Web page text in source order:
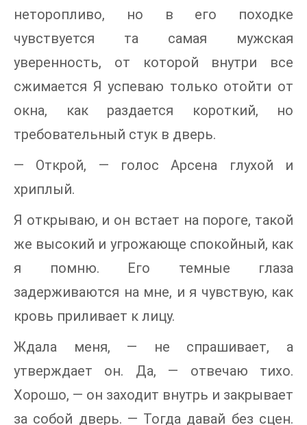
неторопливо, но в его походке
чувствуется та самая мужская
уверенность, от которой внутри все
сжимается Я успеваю только отойти от
окна, как раздается короткий, но
требовательный стук в дверь.
— Открой, — голос Арсена глухой и
хриплый.
Я открываю, и он встает на пороге, такой
же высокий и угрожающе спокойный, как
я помню. Его темные глаза
задерживаются на мне, и я чувствую, как
кровь приливает к лицу.
Ждала меня, — не спрашивает, а
утверждает он. Да, — отвечаю тихо.
Хорошо, — он заходит внутрь и закрывает
за собой дверь. — Тогда давай без сцен.